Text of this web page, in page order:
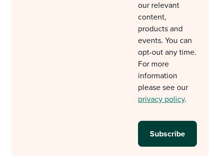
our relevant
content,
products and
events. You can
opt-out any time.
For more
information
please see our
privacy policy.